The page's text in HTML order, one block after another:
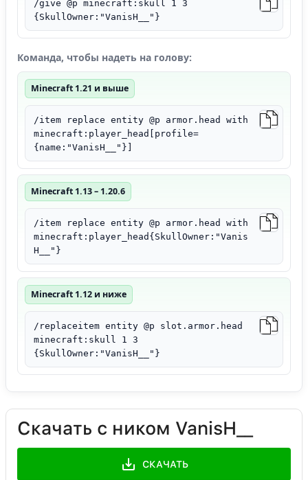
/give @p minecraft:skull 1 3
{SkullOwner:"VanisH__"}
Команда, чтобы надеть на голову:
Minecraft 1.21 и выше
/item replace entity @p armor.head with
minecraft:player_head[profile=
{name:"VanisH__"}]
Minecraft 1.13 – 1.20.6
/item replace entity @p armor.head with
minecraft:player_head{SkullOwner:"Vanis
H__"}
Minecraft 1.12 и ниже
/replaceitem entity @p slot.armor.head
minecraft:skull 1 3
{SkullOwner:"VanisH__"}
Скачать с ником VanisH__
СКАЧАТЬ